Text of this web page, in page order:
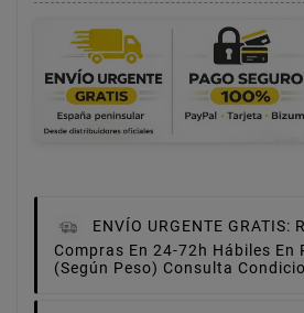
ENVÍO URGENTE GRATIS:
Compras En 24-72h Hábiles En
(Según Peso) Consulta